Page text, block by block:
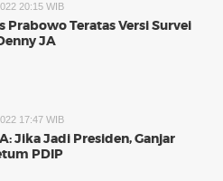
20:15 WIB
Prabowo Teratas Versi Survei
JA
17:47 WIB
Jika Jadi Presiden, Ganjar
PDIP